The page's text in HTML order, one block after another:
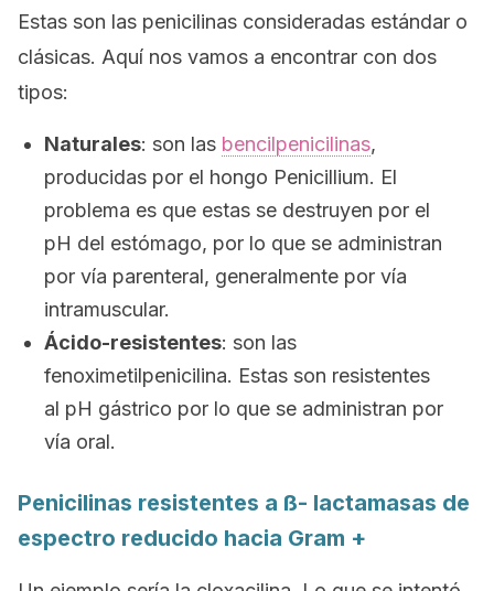
Estas son las penicilinas consideradas estándar o
clásicas. Aquí nos vamos a encontrar con dos
tipos:
Naturales: son las bencilpenicilinas,
producidas por el hongo Penicillium. El
problema es que estas se destruyen por el
pH del estómago, por lo que se administran
por vía parenteral, generalmente por vía
intramuscular.
Ácido-resistentes: son las
fenoximetilpenicilina. Estas son resistentes
al pH gástrico por lo que se administran por
vía oral.
Penicilinas resistentes a ß- lactamasas de
espectro reducido hacia Gram +